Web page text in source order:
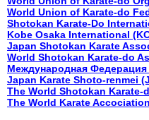
World Union of Karate-do
Shotokan Karate-Do
Kobe Osaka International
Japan Shotokan Karate
World Shotokan Karate-do
Международная
Japan Karate Shoto-renmei
The World Shotokan Karate-
The World Karate